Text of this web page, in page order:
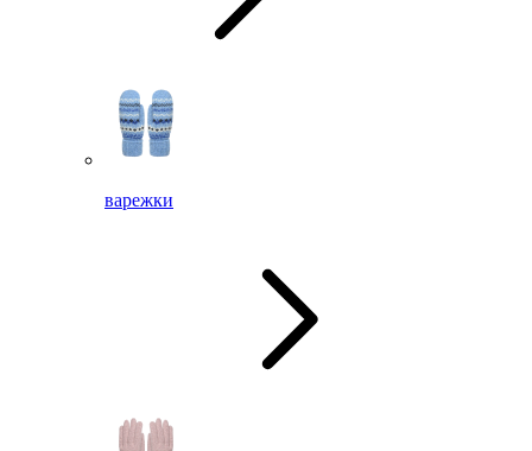
варежки